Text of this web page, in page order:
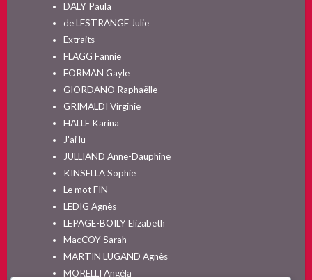
DALY Paula
de LESTRANGE Julie
Extraits
FLAGG Fannie
FORMAN Gayle
GIORDANO Raphaëlle
GRIMALDI Virginie
HALLE Karina
J'ai lu
JULLIAND Anne-Dauphine
KINSELLA Sophie
Le mot FIN
LEDIG Agnès
LEPAGE-BOILY Elizabeth
MacCOY Sarah
MARTIN LUGAND Agnès
MORELLI Angéla